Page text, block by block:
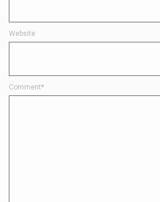
Website
Comment*